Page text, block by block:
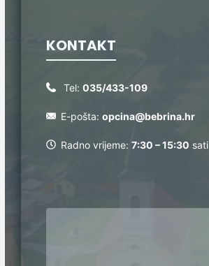
KONTAKT
Tel: 035/433-109
E-pošta: opcina@bebrina.hr
Radno vrijeme: 7:30 – 15:30 sati